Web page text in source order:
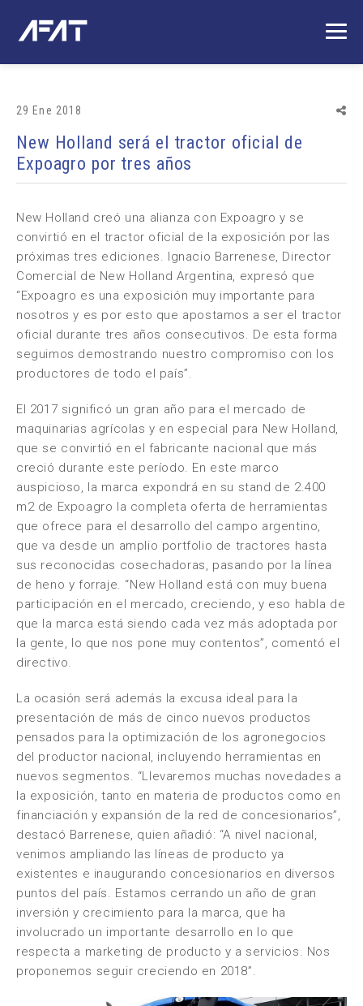
29 Ene 2018
New Holland será el tractor oficial de
Expoagro por tres años
New Holland creó una alianza con Expoagro y se
convirtió en el tractor oficial de la exposición por las
próximas tres ediciones. Ignacio Barrenese, Director
Comercial de New Holland Argentina, expresó que
“Expoagro es una exposición muy importante para
nosotros y es por esto que apostamos a ser el tractor
oficial durante tres años consecutivos. De esta forma
seguimos demostrando nuestro compromiso con los
productores de todo el país”.
El 2017 significó un gran año para el mercado de
maquinarias agrícolas y en especial para New Holland,
que se convirtió en el fabricante nacional que más
creció durante este período. En este marco
auspicioso, la marca expondrá en su stand de 2.400
m2 de Expoagro la completa oferta de herramientas
que ofrece para el desarrollo del campo argentino,
que va desde un amplio portfolio de tractores hasta
sus reconocidas cosechadoras, pasando por la línea
de heno y forraje. “New Holland está con muy buena
participación en el mercado, creciendo, y eso habla de
que la marca está siendo cada vez más adoptada por
la gente, lo que nos pone muy contentos”, comentó el
directivo.
La ocasión será además la excusa ideal para la
presentación de más de cinco nuevos productos
pensados para la optimización de los agronegocios
del productor nacional, incluyendo herramientas en
nuevos segmentos. “Llevaremos muchas novedades a
la exposición, tanto en materia de productos como en
financiación y expansión de la red de concesionarios”,
destacó Barrenese, quien añadió: “A nivel nacional,
venimos ampliando las líneas de producto ya
existentes e inaugurando concesionarios en diversos
puntos del país. Estamos cerrando un año de gran
inversión y crecimiento para la marca, que ha
involucrado un importante desarrollo en lo que
respecta a marketing de producto y a servicios. Nos
proponemos seguir creciendo en 2018”.